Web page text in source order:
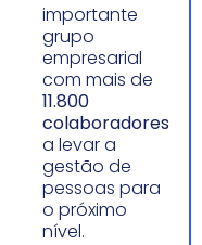
importante
grupo
empresarial
com mais de
11.800
colaboradores
a levar a
gestão de
pessoas para
o próximo
nível.